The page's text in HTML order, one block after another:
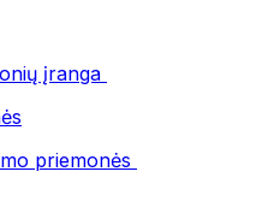
įranga
priemonės